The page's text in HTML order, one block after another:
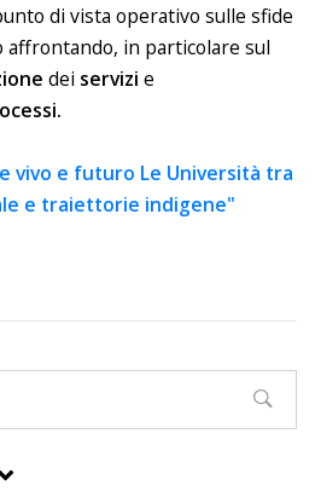
di vista operativo sulle sfide
in particolare sul
dei servizi e
vivo e futuro Le Università tra
e traiettorie indigene"